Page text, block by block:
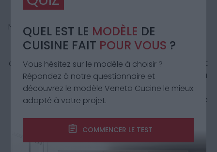
concepteur
Nos équipes d’experts en
magasin sont à votre
disposition pour
concevoir un espace sur
mesure qui s’harmonise
parfaitement avec vos
goûts, votre style de vie
Nos cuisines sont
montées par des
spécialistes qui
maîtrisent, eux aussi, l’art
du détail. La qualité et la
précision de leur travail
garantissent une cuisine
QUEL EST LE MODÈLE DE
CUISINE FAIT POUR VOUS ?
Vous hésitez sur le modèle à choisir ?
Répondez à notre questionnaire et
découvrez le modèle Veneta Cucine le mieux
adapté à votre projet.
COMMENCER LE TEST